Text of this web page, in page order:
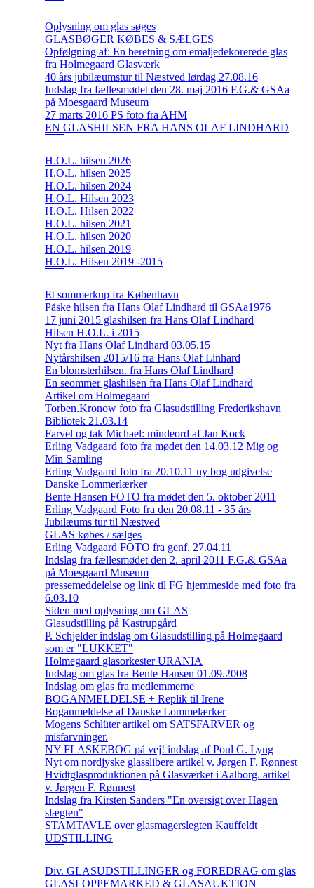
Oplysning om glas søges
GLASBØGER KØBES & SÆLGES
Opfølgning af: En beretning om emaljedekorerede glas
fra Holmegaard Glasværk
40 års jubilæumstur til Næstved lørdag 27.08.16
Indslag fra fællesmødet den 28. maj 2016 F.G.& GSAa
på Moesgaard Museum
27 marts 2016 PS foto fra AHM
EN GLASHILSEN FRA HANS OLAF LINDHARD
H.O.L. hilsen 2026
H.O.L. hilsen 2025
H.O.L. hilsen 2024
H.O.L. Hilsen 2023
H.O.L. Hilsen 2022
H.O.L. hilsen 2021
H.O.L. hilsen 2020
H.O.L. hilsen 2019
H.O.L. Hilsen 2019 -2015
Et sommerkup fra København
Påske hilsen fra Hans Olaf Lindhard til GSAa1976
17 juni 2015 glashilsen fra Hans Olaf Lindhard
Hilsen H.O.L. i 2015
Nyt fra Hans Olaf Lindhard 03.05.15
Nytårshilsen 2015/16 fra Hans Olaf Linhard
En blomsterhilsen. fra Hans Olaf Lindhard
En seommer glashilsen fra Hans Olaf Lindhard
Artikel om Holmegaard
Torben.Kronow foto fra Glasudstilling Frederikshavn
Bibliotek 21.03.14
Farvel og tak Michael: mindeord af Jan Kock
Erling Vadgaard foto fra mødet den 14.03.12 Mig og
Min Samling
Erling Vadgaard foto fra 20.10.11 ny bog udgivelse
Danske Lommerlærker
Bente Hansen FOTO fra mødet den 5. oktober 2011
Erling Vadgaard Foto fra den 20.08.11 - 35 års
Jubilæums tur til Næstved
GLAS købes / sælges
Erling Vadgaard FOTO fra genf. 27.04.11
Indslag fra fællesmødet den 2. april 2011 F.G.& GSAa
på Moesgaard Museum
pressemeddelelse og link til FG hjemmeside med foto fra
6.03.10
Siden med oplysning om GLAS
Glasudstilling på Kastrupgård
P. Schjelder indslag om Glasudstilling på Holmegaard
som er "LUKKET"
Holmegaard glasorkester URANIA
Indslag om glas fra Bente Hansen 01.09.2008
Indslag om glas fra medlemmerne
BOGANMELDELSE + Replik til Irene
Boganmeldelse af Danske Lommelærker
Mogens Schlüter artikel om SATSFARVER og
misfarvninger.
NY FLASKEBOG på vej! indslag af Poul G. Lyng
Nyt om nordjyske glasslibere artikel v. Jørgen F. Rønnest
Hvidtglasproduktionen på Glasværket i Aalborg. artikel
v. Jørgen F. Rønnest
Indslag fra Kirsten Sanders "En oversigt over Hagen
slægten"
STAMTAVLE over glasmagerslegten Kauffeldt
UDSTILLING
Div. GLASUDSTILLINGER og FOREDRAG om glas
GLASLOPPEMARKED & GLASAUKTION